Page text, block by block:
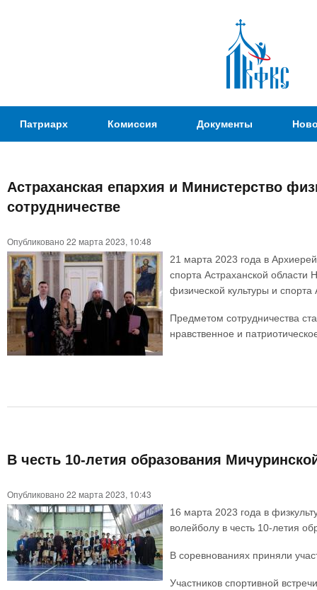
Патриаршая
Комиссия
вопросам
физической
культуры и
Патриарх Комиссия Документы
Вы
Астраханская епархия и Министерство
сотрудничестве
Опубликовано 22 марта 2023, 10:48
21 марта 2023 года в
спорта Астраханской
физической культуры и спорта
Предметом сотрудничества
нравственное и
В честь 10-летия образования
Опубликовано 22 марта 2023, 10:43
16 марта 2023 года в
волейболу в честь 10-летия
В соревнованиях приняли
Участников спортивной